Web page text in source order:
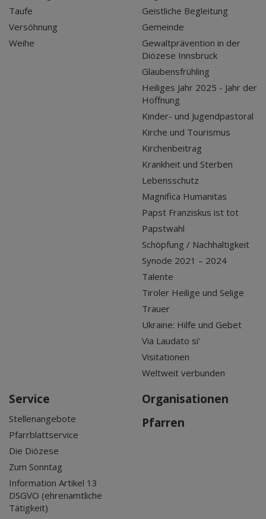
Taufe
Versöhnung
Weihe
Geistliche Begleitung
Gemeinde
Gewaltprävention in der
Diözese Innsbruck
Glaubensfrühling
Heiliges Jahr 2025 - Jahr der
Hoffnung
Kinder- und Jugendpastoral
Kirche und Tourismus
Kirchenbeitrag
Krankheit und Sterben
Lebensschutz
Magnifica Humanitas
Papst Franziskus ist tot
Papstwahl
Schöpfung / Nachhaltigkeit
Synode 2021 – 2024
Talente
Tiroler Heilige und Selige
Trauer
Ukraine: Hilfe und Gebet
Via Laudato si'
Visitationen
Weltweit verbunden
Service
Stellenangebote
Pfarrblattservice
Die Diözese
Zum Sonntag
Information Artikel 13
DSGVO (ehrenamtliche
Tätigkeit)
Organisationen
Pfarren